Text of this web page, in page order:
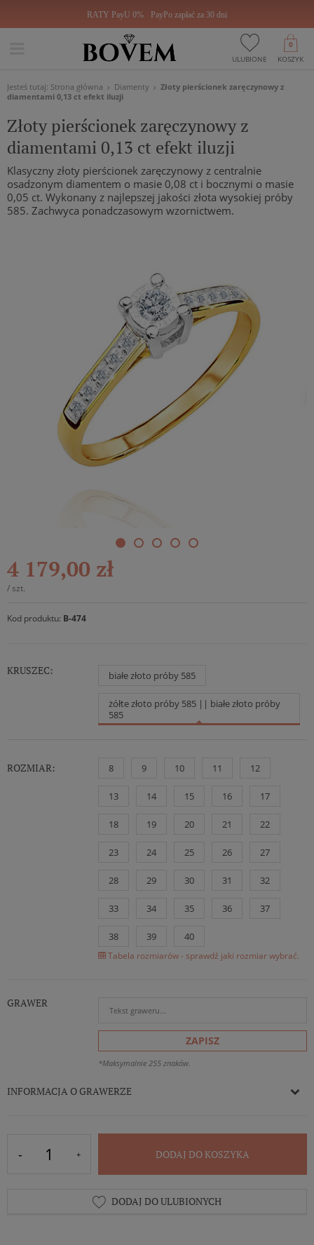
RATY PayU 0% PayPo zapłać za 30 dni
ULUBIONE KOSZYK
0
Jesteś tutaj: Strona główna Diamenty
Złoty pierścionek zaręczynowy z
diamentami 0,13 ct efekt iluzji
Złoty pierścionek zaręczynowy z
diamentami 0,13 ct efekt iluzji
Klasyczny złoty pierścionek zaręczynowy z centralnie
osadzonym diamentem o masie 0,08 ct i bocznymi o masie
0,05 ct. Wykonany z najlepszej jakości złota wysokiej próby
585. Zachwyca ponadczasowym wzornictwem.
4 179,00 zł
/ szt.
Kod produktu: B-474
KRUSZEC: białe złoto próby 585
żółte złoto próby 585 || białe złoto próby
585
ROZMIAR: 8 9 10 11 12
13 14 15 16 17
18 19 20 21 22
23 24 25 26 27
28 29 30 31 32
33 34 35 36 37
38 39 40
Tabela rozmiarów - sprawdź jaki rozmiar wybrać.
GRAWER
ZAPISZ
*Maksymalnie 255 znaków.
INFORMACJA O GRAWERZE
DODAJ DO KOSZYKA
DODAJ DO ULUBIONYCH